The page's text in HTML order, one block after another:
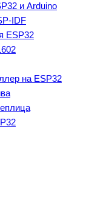
и Arduino
IDF
ESP32
на ESP32